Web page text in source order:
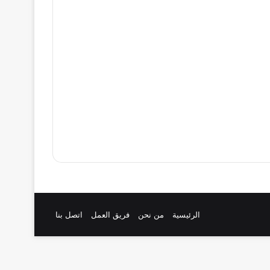
الرئيسية من نحن فريق العمل اتصل بنا